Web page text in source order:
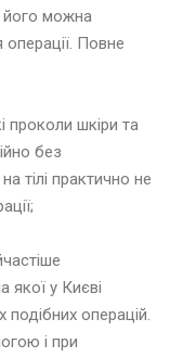
його можна
Повне
проколи шкіри та
без
тілі практично не
якої у Києві
подібних операцій.
і при